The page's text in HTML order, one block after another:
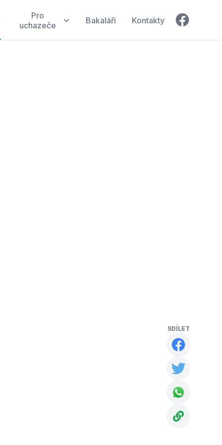
Pro
uchazeče
Bakaláři Kontakty Facebook
SDÍLET